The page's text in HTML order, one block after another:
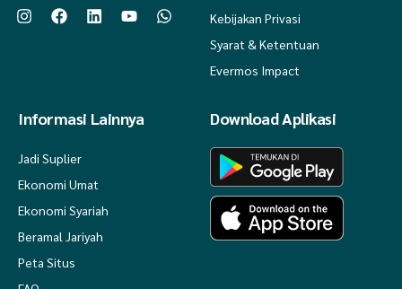
Kebijakan Privasi
Syarat & Ketentuan
Evermos Impact
Informasi Lainnya
Jadi Suplier
Ekonomi Umat
Ekonomi Syariah
Beramal Jariyah
Peta Situs
Download Aplikasi